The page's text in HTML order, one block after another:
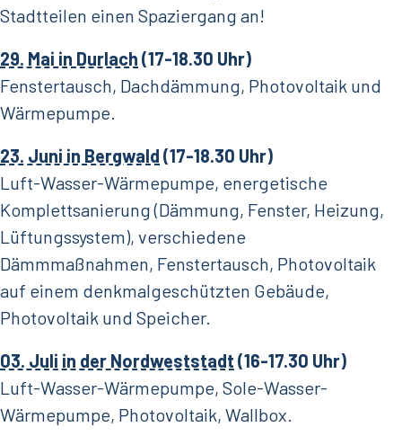
Stadtteilen einen Spaziergang an!
29. Mai in Durlach (17-18.30 Uhr)
Fenstertausch, Dachdämmung, Photovoltaik und
Wärmepumpe.
23. Juni in Bergwald (17-18.30 Uhr)
Luft-Wasser-Wärmepumpe, energetische
Komplettsanierung (Dämmung, Fenster, Heizung,
Lüftungssystem), verschiedene
Dämmmaßnahmen, Fenstertausch, Photovoltaik
auf einem denkmalgeschützten Gebäude,
Photovoltaik und Speicher.
03. Juli in der Nordweststadt (16-17.30 Uhr)
Luft-Wasser-Wärmepumpe, Sole-Wasser-
Wärmepumpe, Photovoltaik, Wallbox.